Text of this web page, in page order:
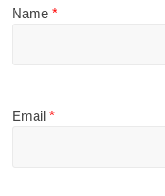
Name*
Email*